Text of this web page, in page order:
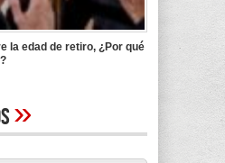
la edad de retiro, ¿Por qué
»